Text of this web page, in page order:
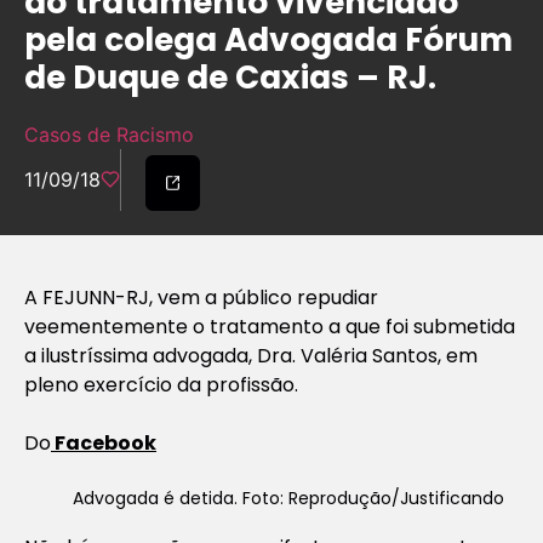
pela colega Advogada Fórum
de Duque de Caxias – RJ.
Casos de Racismo
11/09/18
A FEJUNN-RJ, vem a público repudiar
veementemente o tratamento a que foi submetida
a ilustríssima advogada, Dra. Valéria Santos, em
pleno exercício da profissão.
DoFacebook
Advogada é detida. Foto: Reprodução/Justificando